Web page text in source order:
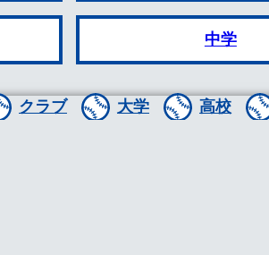
中学
クラブ 大学 高校